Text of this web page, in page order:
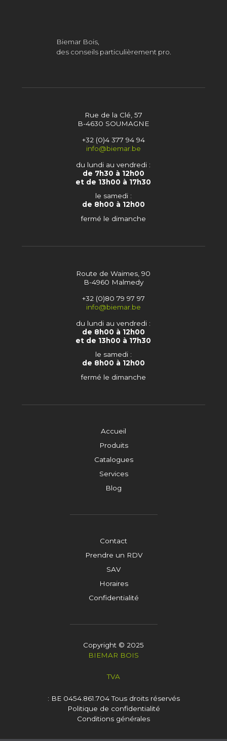
Biemar Bois,
des conseils particulièrement pro.
Accueil
Produits
Catalogues
Services
Blog
Contact
Prendre un RDV
SAV
Horaires
Confidentialité
Rue de la Clé, 57
B-4630 SOUMAGNE
+32 (0)4 377 94 94
info@biemar.be
du lundi au vendredi :
de 7h30 à 12h00
et de 13h00 à 17h30
le samedi :
de 8h00 à 12h00
fermé le dimanche
Route de Waimes, 90
B-4960 Malmedy
+32 (0)80 79 97 97
info@biemar.be
du lundi au vendredi :
de 8h00 à 12h00
et de 13h00 à 17h30
le samedi :
de 8h00 à 12h00
fermé le dimanche
Copyright © 2025
BIEMAR BOIS
TVA
: BE 0454.861.704Tous droits réservés
Politique de confidentialité
Conditions générales